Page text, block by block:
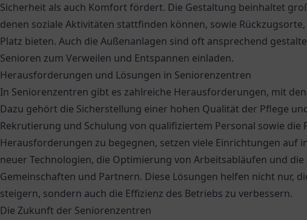
Sicherheit als auch Komfort fördert. Die Gestaltung beinhaltet
denen soziale Aktivitäten stattfinden können, sowie
Platz bieten. Auch die Außenanlagen sind oft ansprechend
Senioren zum Verweilen und Entspannen einladen.
Herausforderungen und Lösungen in Seniorenzentren
In Seniorenzentren gibt es zahlreiche Herausforderungen, mit
Dazu gehört die Sicherstellung einer hohen Qualität der Pflege
Rekrutierung und Schulung von qualifiziertem Personal sowie die
Herausforderungen zu begegnen, setzen viele Einrichtungen auf
neuer Technologien, die Optimierung von Arbeitsabläufen und
Gemeinschaften und Partnern. Diese Lösungen helfen nicht nur,
steigern, sondern auch die Effizienz des Betriebs zu verbessern.
Die Zukunft der Seniorenzentren